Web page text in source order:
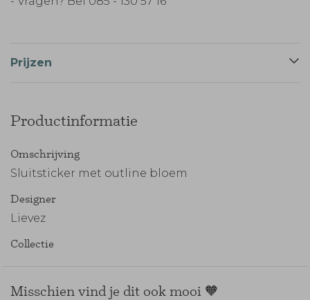
Prijzen
Productinformatie
Omschrijving
Sluitsticker met outline bloem
Designer
Lievez
Collectie
Misschien vind je dit ook mooi 🧡